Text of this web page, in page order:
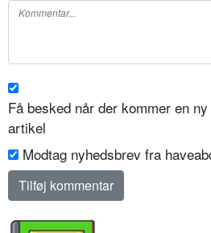
Få besked når der kommer en
artikel
Modtag nyhedsbrev fra